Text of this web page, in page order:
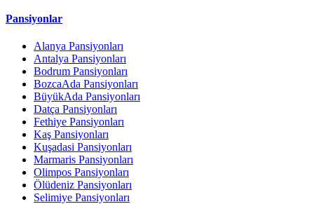
Pansiyonlar
Alanya Pansiyonları
Antalya Pansiyonları
Bodrum Pansiyonları
BozcaAda Pansiyonları
BüyükAda Pansiyonları
Datça Pansiyonları
Fethiye Pansiyonları
Kaş Pansiyonları
Kuşadasi Pansiyonları
Marmaris Pansiyonları
Olimpos Pansiyonları
Ölüdeniz Pansiyonları
Selimiye Pansiyonları